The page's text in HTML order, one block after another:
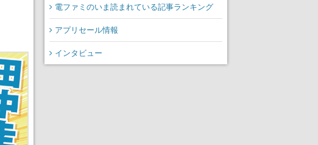
電ファミのいま読まれている記事ランキング
アプリセール情報
インタビュー